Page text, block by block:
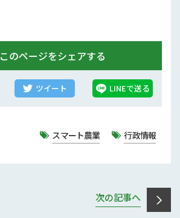
このページをシェアする
ツイート LINEで送る
スマート農業 行政情報
次の記事へ